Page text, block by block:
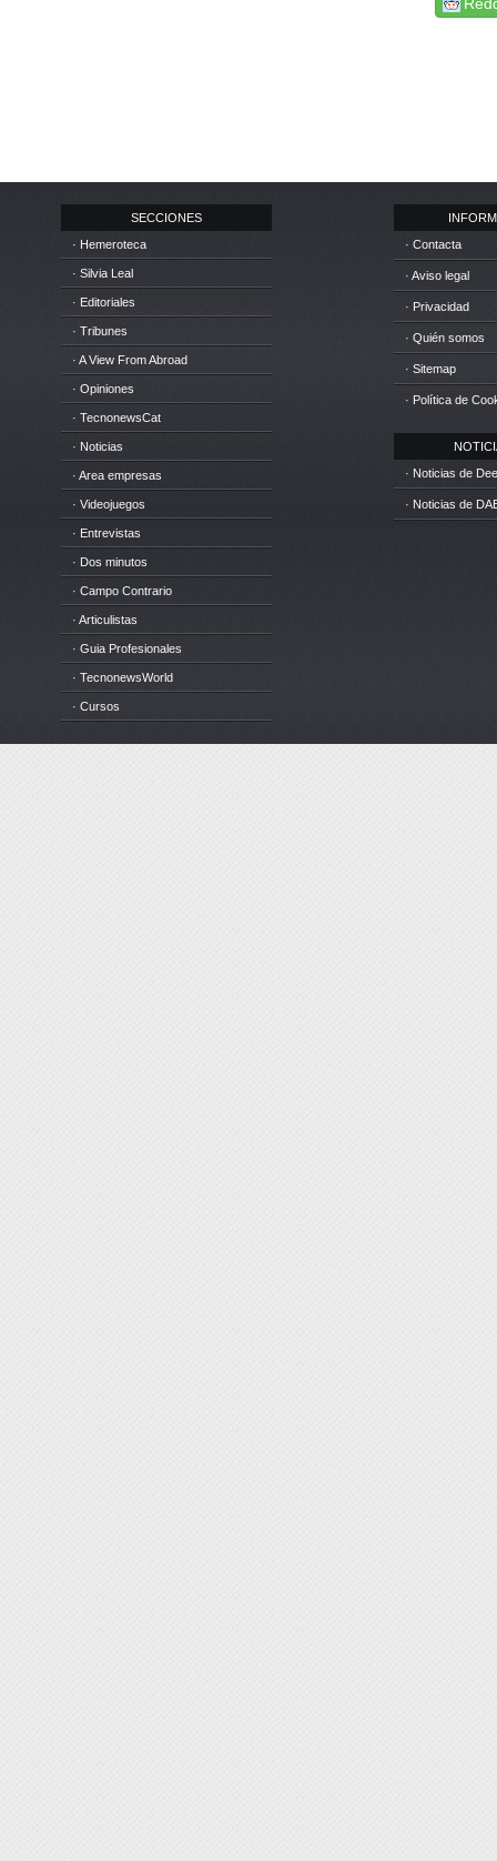
SECCIONES
· Hemeroteca
· Silvia Leal
· Editoriales
· Tribunes
· A View From Abroad
· Opiniones
· TecnonewsCat
· Noticias
· Area empresas
· Videojuegos
· Entrevistas
· Dos minutos
· Campo Contrario
· Articulistas
· Guia Profesionales
· TecnonewsWorld
· Cursos
· Contacta
· Aviso legal
· Privacidad
· Quién somos
· Sitemap
· Política de
· Noticias de
· Noticias de